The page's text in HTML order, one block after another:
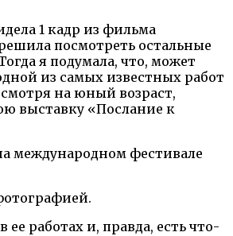
1 кадр из фильма
посмотреть остальные
я подумала, что, может
из самых известных работ
на юный возраст,
выставку «Послание к
международном фестивале
работах и, правда, есть что-